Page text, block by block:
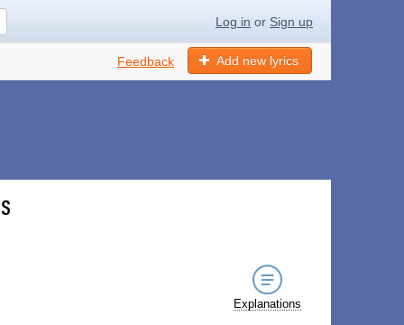
Log in or Sign up
Add new lyrics
Feedback
Explanations